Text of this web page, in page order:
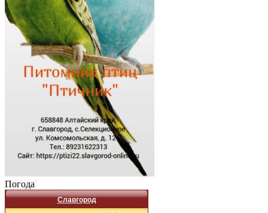
Погода
Славгород